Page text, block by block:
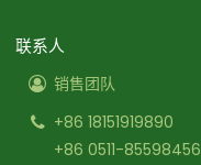
联系人
销售团队
+86 18151919890
+86 0511-85598456